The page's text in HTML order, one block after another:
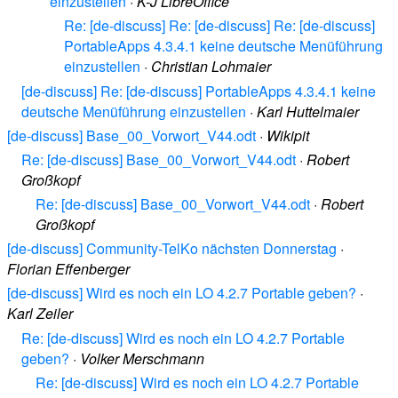
Re: [de-discuss] Re: [de-discuss] Re: [de-discuss]
PortableApps 4.3.4.1 keine deutsche Menüführung
einzustellen · Christian Lohmaier
[de-discuss] Re: [de-discuss] PortableApps 4.3.4.1 keine
deutsche Menüführung einzustellen · Karl Huttelmaier
[de-discuss] Base_00_Vorwort_V44.odt · Wikipit
Re: [de-discuss] Base_00_Vorwort_V44.odt · Robert
Großkopf
Re: [de-discuss] Base_00_Vorwort_V44.odt · Robert
Großkopf
[de-discuss] Community-TelKo nächsten Donnerstag ·
Florian Effenberger
[de-discuss] Wird es noch ein LO 4.2.7 Portable geben? ·
Karl Zeiler
Re: [de-discuss] Wird es noch ein LO 4.2.7 Portable
geben? · Volker Merschmann
Re: [de-discuss] Wird es noch ein LO 4.2.7 Portable